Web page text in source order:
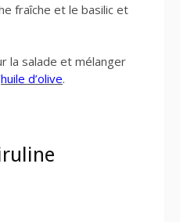
fraîche et le basilic et
la salade et mélanger
huile d’olive.